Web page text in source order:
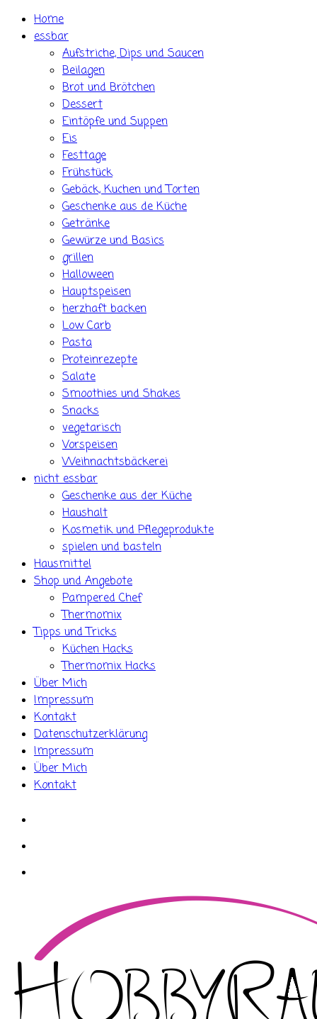
Skip Home
essbar
Aufstriche, Dips und Saucen
Beilagen
Brot und Brötchen
Dessert
Eintöpfe und Suppen
Eis
Festtage
Frühstück
Gebäck, Kuchen und Torten
Geschenke aus de Küche
Getränke
Gewürze und Basics
grillen
Halloween
Hauptspeisen
herzhaft backen
Low Carb
Pasta
Proteinrezepte
Salate
Smoothies und Shakes
Snacks
vegetarisch
Vorspeisen
Weihnachtsbäckerei
nicht essbar
Geschenke aus der Küche
Haushalt
Kosmetik und Pflegeprodukte
spielen und basteln
Hausmittel
Shop und Angebote
Pampered Chef
Thermomix
Tipps und Tricks
Küchen Hacks
Thermomix Hacks
Über Mich
Impressum
Kontakt
Datenschutzerklärung
Impressum
Über Mich
Kontakt